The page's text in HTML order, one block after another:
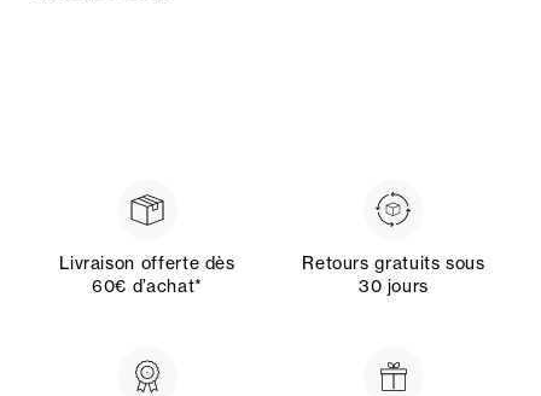
Livraison offerte dès
60€ d’achat*
Retours gratuits sous
30 jours